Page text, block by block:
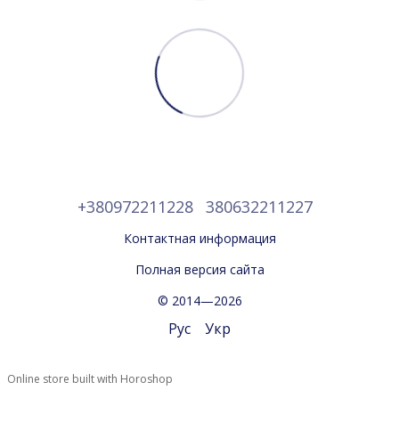
+380972211228 380632211227
Контактная информация
Полная версия сайта
© 2014—2026
Рус Укр
Online store built with Horoshop